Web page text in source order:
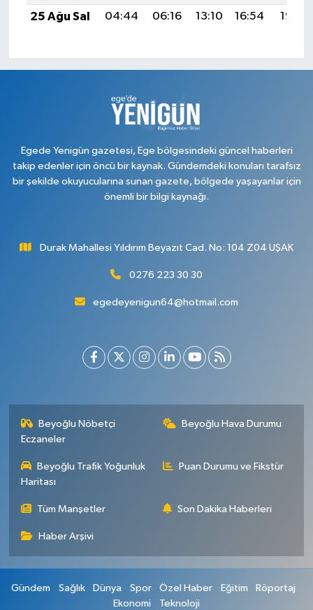
25 Ağu Sal
04:44 06:16 13:10 16:54 19:55
Egede Yenigün gazetesi, Ege bölgesindeki güncel haberleri
takip edenler için öncü bir kaynak. Gündemdeki konuları tarafsız
bir şekilde okuyucularına sunan gazete, bölgede yaşayanlar için
önemli bir bilgi kaynağı.
Durak Mahallesi Yıldırım Beyazıt Cad. No: 104 Z04 UŞAK
0276 223 30 30
egedeyenigun64@hotmail.com
Beyoğlu Nöbetçi
Eczaneler
Beyoğlu Hava Durumu
Beyoğlu Trafik Yoğunluk
Haritası
Puan Durumu ve Fikstür
Tüm Manşetler Son Dakika Haberleri
Haber Arşivi
Gündem Sağlık Dünya Spor Özel Haber Eğitim
Röportaj
Ekonomi
Teknoloji